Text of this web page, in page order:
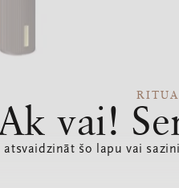
vai!
šo lapu vai